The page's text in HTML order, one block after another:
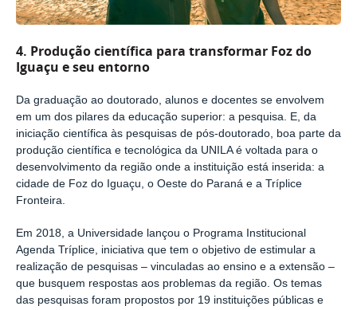
4. Produção científica para transformar Foz do
Iguaçu e seu entorno
Da graduação ao doutorado, alunos e docentes se envolvem
em um dos pilares da educação superior: a pesquisa. E, da
iniciação científica às pesquisas de pós-doutorado, boa parte da
produção científica e tecnológica da UNILA é voltada para o
desenvolvimento da região onde a instituição está inserida: a
cidade de Foz do Iguaçu, o Oeste do Paraná e a Tríplice
Fronteira.
Em 2018, a Universidade lançou o Programa Institucional
Agenda Tríplice, iniciativa que tem o objetivo de estimular a
realização de pesquisas – vinculadas ao ensino e a extensão –
que busquem respostas aos problemas da região. Os temas
das pesquisas foram propostos por 19 instituições públicas e